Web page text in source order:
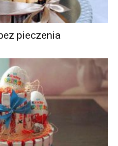
pieczenia